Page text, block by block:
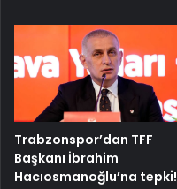
Trabzonspor’dan TFF
Başkanı İbrahim
Hacıosmanoğlu’na tepki!